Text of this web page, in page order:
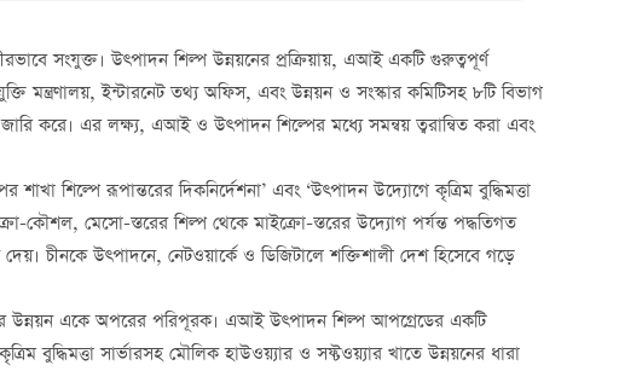
সংযুক্ত। উত্পাদন শিল্প উন্নয়নের প্রক্রিয়ায়, এআই একটি গুরুত্বপূর্ণ
মন্ত্রণালয়, ইন্টারনেট তথ্য অফিস, এবং উন্নয়ন ও সংস্কার কমিটিসহ ৮টি বিভাগ
করে। এর লক্ষ্য, এআই ও উত্পাদন শিল্পের মধ্যে সমন্বয় ত্বরান্বিত করা এবং
শিল্পে রূপান্তরের দিকনির্দেশনা’ এবং ‘উত্পাদন উদ্যোগে কৃত্রিম বুদ্ধিমত্তা
কৌশল, মেসো-স্তরের শিল্প থেকে মাইক্রো-স্তরের উদ্যোগ পর্যন্ত পদ্ধতিগত
চীনকে উত্পাদনে, নেটওয়ার্কে ও ডিজিটালে শক্তিশালী দেশ হিসেবে গড়ে
উন্নয়ন একে অপরের পরিপূরক। এআই উত্পাদন শিল্প আপগ্রেডের একটি
বুদ্ধিমত্তা সার্ভারসহ মৌলিক হাউওয়্যার ও সফ্টওয়্যার খাতে উন্নয়নের ধারা